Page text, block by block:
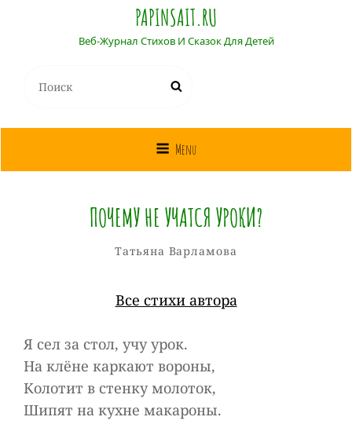
PAPINSAIT.RU
Веб-Журнал Стихов И Сказок Для Детей
Menu
ПОЧЕМУ НЕ УЧАТСЯ УРОКИ?
Рубрики
Татьяна ВарламоваТатьяна
Все стихи автора
Я сел за стол, учу урок.
На клёне каркают вороны,
Колотит в стенку молоток,
Шипят на кухне макароны.